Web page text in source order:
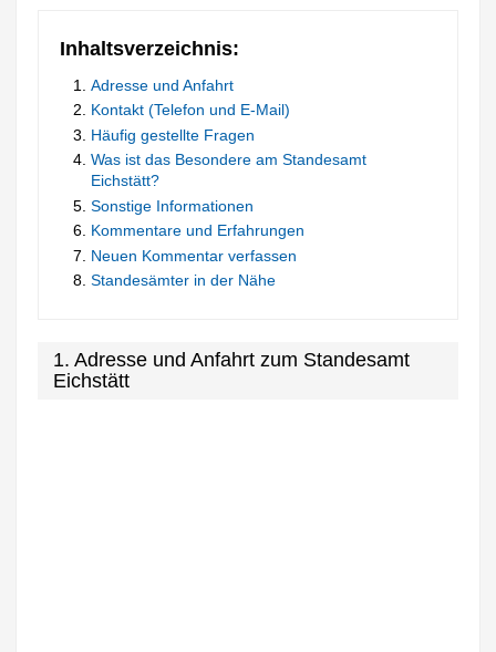
Inhaltsverzeichnis:
Adresse und Anfahrt
Kontakt (Telefon und E-Mail)
Häufig gestellte Fragen
Was ist das Besondere am Standesamt
Eichstätt?
Sonstige Informationen
Kommentare und Erfahrungen
Neuen Kommentar verfassen
Standesämter in der Nähe
1. Adresse und Anfahrt zum Standesamt
Eichstätt